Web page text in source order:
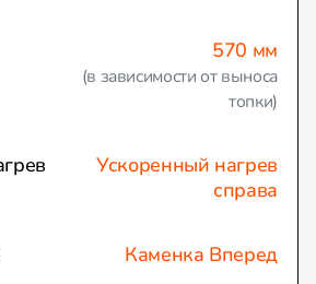
570 мм
(в зависимости от выноса
топки)
Ускоренный нагрев
справа
Каменка Вперед